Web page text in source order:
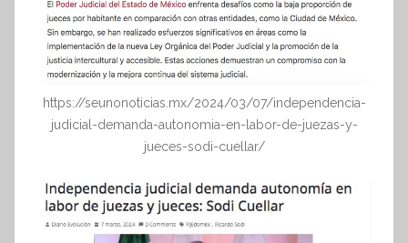
https://seunonoticias.mx/2024/03/07/independencia-
judicial-demanda-autonomia-en-labor-de-juezas-y-
jueces-sodi-cuellar/